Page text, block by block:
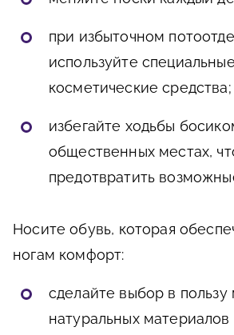
при избыточном
используйте специальные
косметические средства;
избегайте ходьбы
общественных местах,
предотвратить
Носите обувь, которая
ногам комфорт:
сделайте выбор в пользу
натуральных материалов